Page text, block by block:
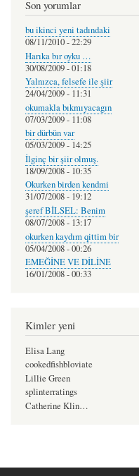
Son yorumlar
bu ikinci yeni tadındaki
08/11/2010 - 22:29
Harıka bır oyku …
30/08/2009 - 01:18
Yalnızca, felsefe ile şiir
24/04/2009 - 11:31
okumakla bıkmıyacagın
07/03/2009 - 11:08
bir dürbün var
05/03/2009 - 14:25
İlginç bir şiir olmuş.
18/09/2008 - 10:35
Okurken birden kendmi
31/07/2008 - 19:12
şeref BİLSEL: Benim
08/07/2008 - 13:17
okurken kaydım qittim bir
05/04/2008 - 00:26
EMEĞİNE VE DİLİNE
16/01/2008 - 00:33
Kimler yeni
Elisa Lang
cookedfishbloviate
Lillie Green
splinterratings
Catherine Klin…